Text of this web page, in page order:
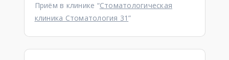
Приём в клинике “Стоматологическая
клиника Стоматология 31”